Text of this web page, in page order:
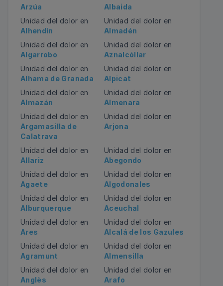
Arzúa
Albaida
Unidad del dolor en
Alhendín
Unidad del dolor en
Almadén
Unidad del dolor en
Algarrobo
Unidad del dolor en
Aznalcóllar
Unidad del dolor en
Alhama de Granada
Unidad del dolor en
Alpicat
Unidad del dolor en
Almazán
Unidad del dolor en
Almenara
Unidad del dolor en
Argamasilla de
Calatrava
Unidad del dolor en
Arjona
Unidad del dolor en
Allariz
Unidad del dolor en
Abegondo
Unidad del dolor en
Agaete
Unidad del dolor en
Algodonales
Unidad del dolor en
Alburquerque
Unidad del dolor en
Aceuchal
Unidad del dolor en
Ares
Unidad del dolor en
Alcalá de los Gazules
Unidad del dolor en
Agramunt
Unidad del dolor en
Almensilla
Unidad del dolor en
Anglès
Unidad del dolor en
Arafo